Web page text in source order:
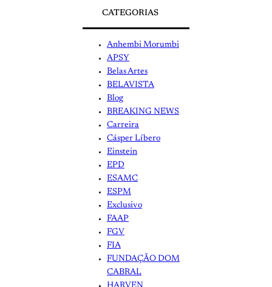
CATEGORIAS
Anhembi Morumbi
APSY
Belas Artes
BELAVISTA
Blog
BREAKING NEWS
Carreira
Cásper Líbero
Einstein
EPD
ESAMC
ESPM
Exclusivo
FAAP
FGV
FIA
FUNDAÇÃO DOM
CABRAL